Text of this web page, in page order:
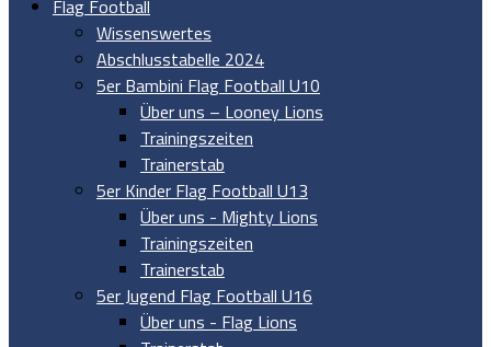
Flag Football
Wissenswertes
Abschlusstabelle 2024
5er Bambini Flag Football U10
Über uns – Looney Lions
Trainingszeiten
Trainerstab
5er Kinder Flag Football U13
Über uns - Mighty Lions
Trainingszeiten
Trainerstab
5er Jugend Flag Football U16
Über uns - Flag Lions